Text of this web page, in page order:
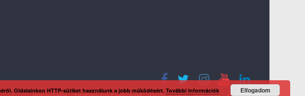
Oldalainkon HTTP-sütiket használunk a jobb működésért.További információk Elfogadom